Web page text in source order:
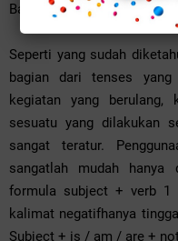
Baca juga: 5 Situs Belajar
Seperti yang sudah
bagian dari tenses yang
kegiatan yang berulang,
sesuatu yang dilakukan
sangat teratur.
sangatlah mudah hanya
formula subject + verb 1
kalimat negatifhanya
Subject + is / am / are +